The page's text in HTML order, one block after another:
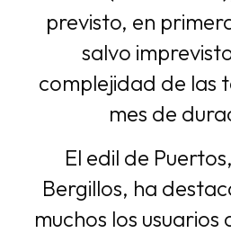
previsto, en
salvo
complejidad de las
mes de
El edil de
Bergillos, ha
muchos los usuarios